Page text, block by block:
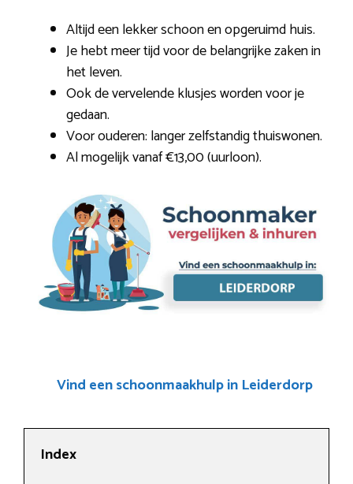
Altijd een lekker schoon en opgeruimd huis.
Je hebt meer tijd voor de belangrijke zaken in
het leven.
Ook de vervelende klusjes worden voor je
gedaan.
Voor ouderen: langer zelfstandig thuiswonen.
Al mogelijk vanaf €13,00 (uurloon).
Vind een schoonmaakhulp in Leiderdorp
Index